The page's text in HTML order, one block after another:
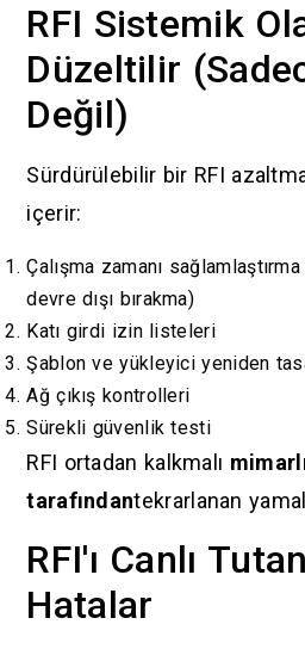
RFI Sistemik
Düzeltilir
Değil)
Sürdürülebilir bir RFI
içerir:
Çalışma zamanı
devre dışı bırakma)
Katı girdi izin listeleri
Şablon ve yükleyici yeniden
Ağ çıkış kontrolleri
Sürekli güvenlik testi
RFI ortadan kalkmalı
tarafındantekrarlanan
RFI'ı Canlı
Hatalar